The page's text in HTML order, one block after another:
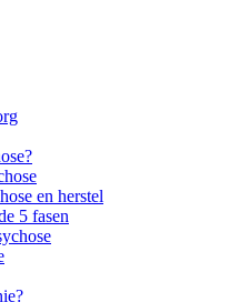
en herstel
5 fasen